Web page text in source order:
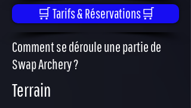
🛒 Tarifs & Réservations🛒
Comment se déroule une partie de
Swap Archery ?
Terrain